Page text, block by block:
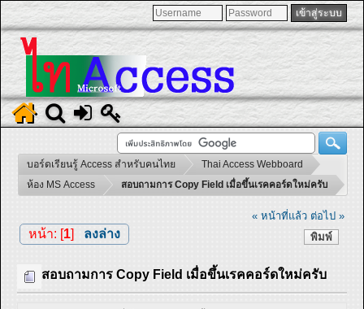
บอร์ดเรียนรู้ Access สำหรับคนไทย
Thai Access Webboard
ห้อง MS Access
สอบถามการ Copy Field เมื่อขึ้นเรคคอร์ดใหม่ครับ
« หน้าที่แล้ว ต่อไป »
พิมพ์
หน้า: [1] ลงล่าง
สอบถามการ Copy Field เมื่อขึ้นเรคคอร์ดใหม่ครับ